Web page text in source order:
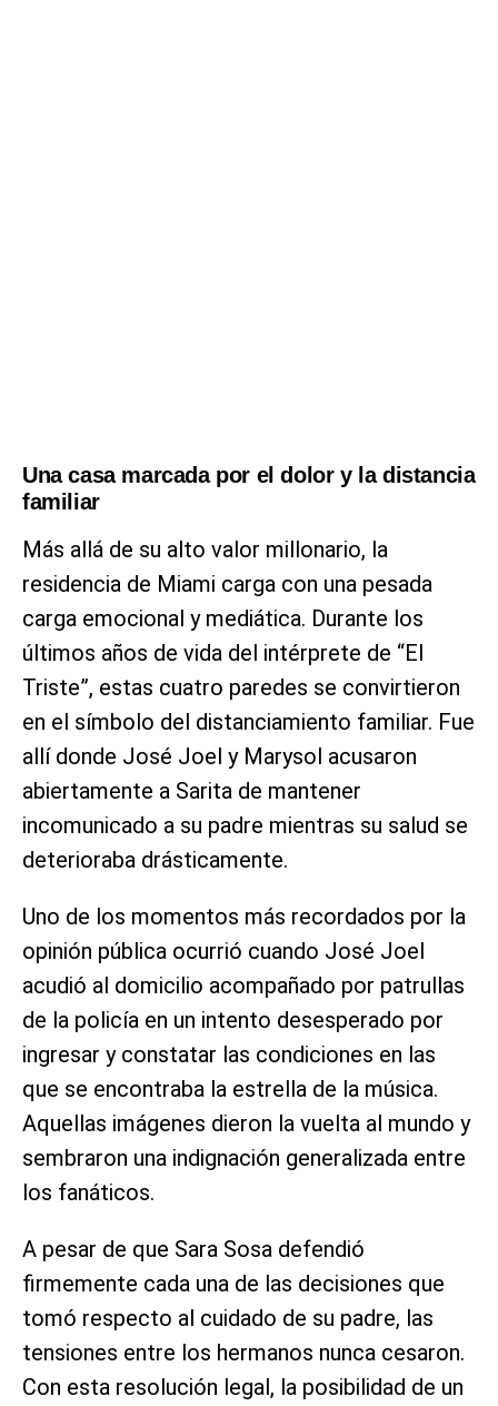
Una casa marcada por el dolor y la distancia
familiar
Más allá de su alto valor millonario, la
residencia de Miami carga con una pesada
carga emocional y mediática. Durante los
últimos años de vida del intérprete de “El
Triste”, estas cuatro paredes se convirtieron
en el símbolo del distanciamiento familiar. Fue
allí donde José Joel y Marysol acusaron
abiertamente a Sarita de mantener
incomunicado a su padre mientras su salud se
deterioraba drásticamente.
Uno de los momentos más recordados por la
opinión pública ocurrió cuando José Joel
acudió al domicilio acompañado por patrullas
de la policía en un intento desesperado por
ingresar y constatar las condiciones en las
que se encontraba la estrella de la música.
Aquellas imágenes dieron la vuelta al mundo y
sembraron una indignación generalizada entre
los fanáticos.
A pesar de que Sara Sosa defendió
firmemente cada una de las decisiones que
tomó respecto al cuidado de su padre, las
tensiones entre los hermanos nunca cesaron.
Con esta resolución legal, la posibilidad de un